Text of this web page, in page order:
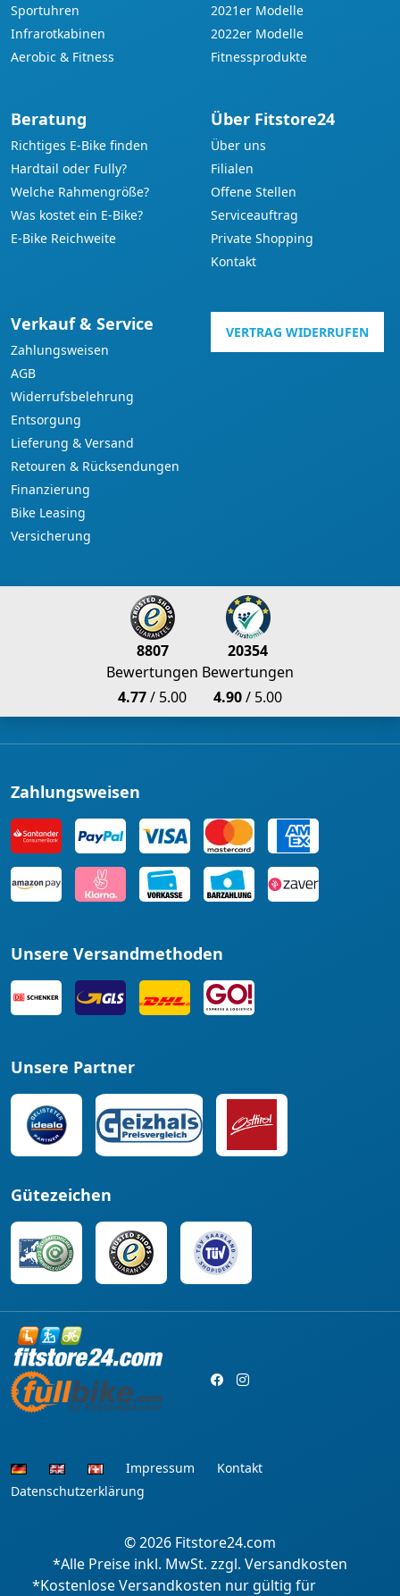
Sportuhren
Infrarotkabinen
Aerobic & Fitness
2021er Modelle
2022er Modelle
Fitnessprodukte
Beratung
Richtiges E-Bike finden
Hardtail oder Fully?
Welche Rahmengröße?
Was kostet ein E-Bike?
E-Bike Reichweite
Über Fitstore24
Über uns
Filialen
Offene Stellen
Serviceauftrag
Private Shopping
Kontakt
Verkauf & Service
Zahlungsweisen
AGB
Widerrufsbelehrung
Entsorgung
Lieferung & Versand
Retouren & Rücksendungen
Finanzierung
Bike Leasing
Versicherung
VERTRAG WIDERRUFEN
8807
Bewertungen
4.77/ 5.00
20354
Bewertungen
4.90/ 5.00
Zahlungsweisen
Unsere Versandmethoden
Unsere Partner
Gütezeichen
Impressum
Kontakt
Datenschutzerklärung
© 2026 Fitstore24.com
*Alle Preise inkl. MwSt. zzgl. Versandkosten
*Kostenlose Versandkosten nur gültig für